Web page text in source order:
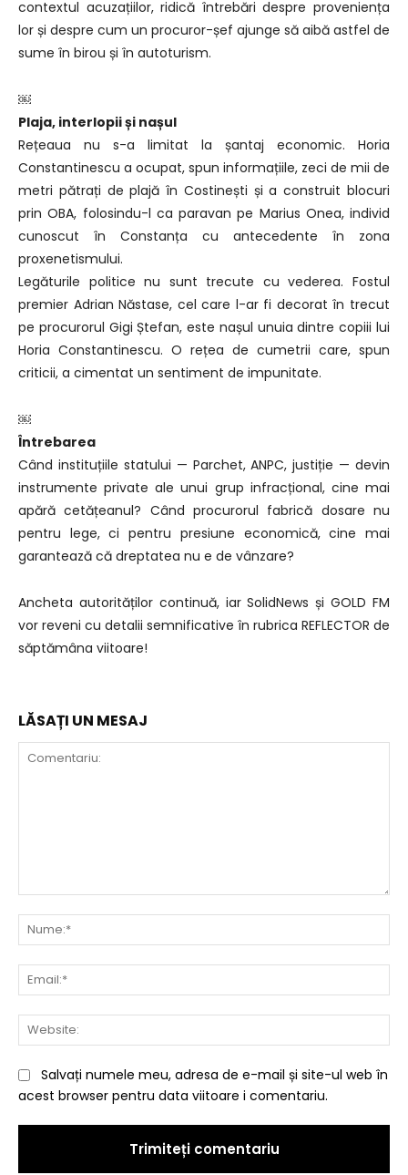
contextul acuzațiilor, ridică întrebări despre proveniența
lor și despre cum un procuror-șef ajunge să aibă astfel de
sume în birou și în autoturism.
￼
Plaja, interlopii și nașul
Rețeaua nu s-a limitat la șantaj economic. Horia
Constantinescu a ocupat, spun informațiile, zeci de mii de
metri pătrați de plajă în Costinești și a construit blocuri
prin OBA, folosindu-l ca paravan pe Marius Onea, individ
cunoscut în Constanța cu antecedente în zona
proxenetismului.
Legăturile politice nu sunt trecute cu vederea. Fostul
premier Adrian Năstase, cel care l-ar fi decorat în trecut
pe procurorul Gigi Ștefan, este nașul unuia dintre copiii lui
Horia Constantinescu. O rețea de cumetrii care, spun
criticii, a cimentat un sentiment de impunitate.
￼
Întrebarea
Când instituțiile statului — Parchet, ANPC, justiție — devin
instrumente private ale unui grup infracțional, cine mai
apără cetățeanul? Când procurorul fabrică dosare nu
pentru lege, ci pentru presiune economică, cine mai
garantează că dreptatea nu e de vânzare?
Ancheta autorităților continuă, iar SolidNews și GOLD FM
vor reveni cu detalii semnificative în rubrica REFLECTOR de
săptămâna viitoare!
LĂSAȚI UN MESAJ
Salvați numele meu, adresa de e-mail și site-ul web în
acest browser pentru data viitoare i comentariu.